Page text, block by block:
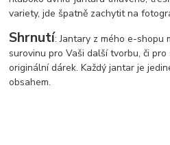
variety, jde špatně zachytit na
Shrnutí: Jantary z mého e-shopu
surovinu pro Vaši další tvorbu, či
originální dárek. Každý jantar je
obsahem.